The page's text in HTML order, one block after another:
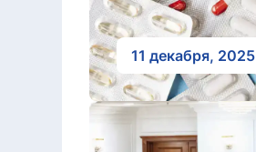
11 декабря, 2025